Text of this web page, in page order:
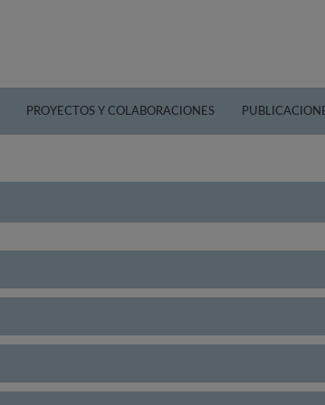
PROYECTOS Y COLABORACIONES